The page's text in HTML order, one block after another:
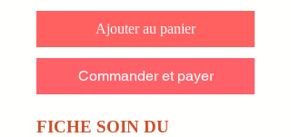
Ajouter au panier
Commander et payer
FICHE SOIN DU